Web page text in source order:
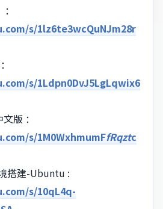
s/1lz6te3wcQuNJm28r
s/1Ldpn0DvJ5LgLqwix6
版 ：
s/1M0WxhmumFfRqztc
搭建-Ubuntu :
s/10qL4q-